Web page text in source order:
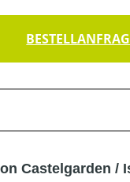
Castelgarden /